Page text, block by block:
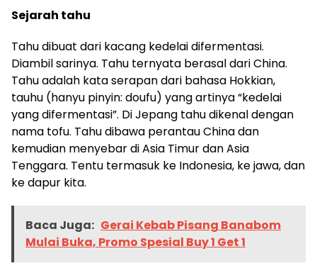
Sejarah tahu
Tahu dibuat dari kacang kedelai difermentasi.
Diambil sarinya. Tahu ternyata berasal dari China.
Tahu adalah kata serapan dari bahasa Hokkian,
tauhu (hanyu pinyin: doufu) yang artinya “kedelai
yang difermentasi”. Di Jepang tahu dikenal dengan
nama tofu. Tahu dibawa perantau China dan
kemudian menyebar di Asia Timur dan Asia
Tenggara. Tentu termasuk ke Indonesia, ke jawa, dan
ke dapur kita.
Baca Juga: Gerai Kebab Pisang Banabom
Mulai Buka, Promo Spesial Buy 1 Get 1